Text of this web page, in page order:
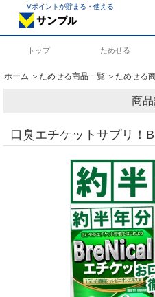
Vポイントが貯まる・使える
トップ ためせる
ホーム ＞ためせる商品一覧 ＞ためせる
商
口臭エチケットサプリ！